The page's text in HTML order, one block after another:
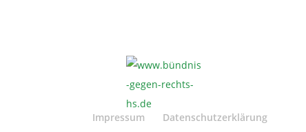
Impressum Datenschutzerklärung